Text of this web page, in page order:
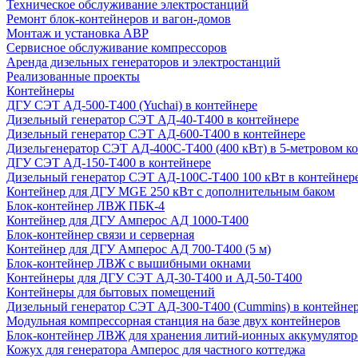
Техническое обслуживание электростанций
Ремонт блок-контейнеров и вагон-домов
Монтаж и установка АВР
Сервисное обслуживание компрессоров
Аренда дизельных генераторов и электростанций
Реализованные проекты
Контейнеры
ДГУ СЭТ АД-500-Т400 (Yuchai) в контейнере
Дизельный генератор СЭТ АД-40-Т400 в контейнере
Дизельный генератор СЭТ АД-600-Т400 в контейнере
Дизельгенератор СЭТ АД-400С-Т400 (400 кВт) в 5-метровом
ДГУ СЭТ АД-150-Т400 в контейнере
Дизельный генератор СЭТ АД-100С-Т400 100 кВт в
Контейнер для ДГУ MGE 250 кВт с дополнительным баком
Блок-контейнер ЛВЖ ПБК-4
Контейнер для ДГУ Амперос АД 1000-Т400
Блок-контейнер связи и серверная
Контейнер для ДГУ Амперос АД 700-Т400 (5 м)
Блок-контейнер ЛВЖ с вышибными окнами
Контейнеры для ДГУ СЭТ АД-30-Т400 и АД-50-Т400
Контейнеры для бытовых помещений
Дизельный генератор СЭТ АД-300-Т400 (Cummins) в
Модульная компрессорная станция на базе двух контейнеров
Блок-контейнер ЛВЖ для хранения литий-ионных
Кожух для генератора Амперос для частного коттеджа